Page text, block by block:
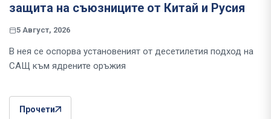
защита на съюзниците от Китай и Русия
5 Август, 2026
В нея се оспорва установеният от десетилетия подход на
САЩ към ядрените оръжия
Прочети